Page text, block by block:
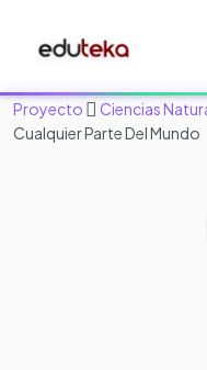
Proyecto Ciencias
Cualquier Parte Del Mundo